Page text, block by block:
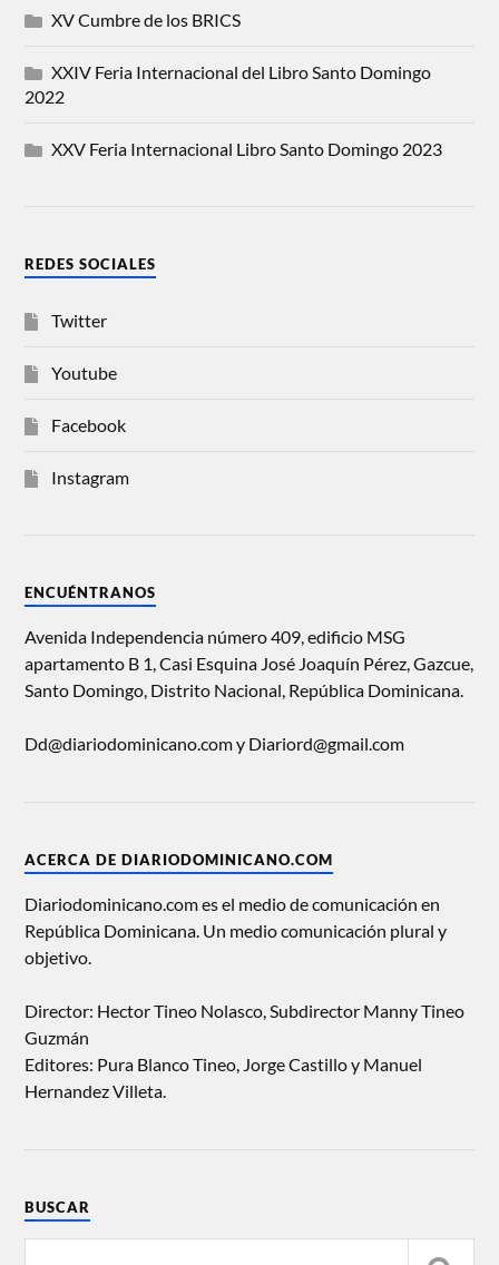
XV Cumbre de los BRICS
XXIV Feria Internacional del Libro Santo Domingo
2022
XXV Feria Internacional Libro Santo Domingo 2023
REDES SOCIALES
Twitter
Youtube
Facebook
Instagram
ENCUÉNTRANOS
Avenida Independencia número 409, edificio MSG
apartamento B 1, Casi Esquina José Joaquín Pérez, Gazcue,
Santo Domingo, Distrito Nacional, República Dominicana.
Dd@diariodominicano.com y Diariord@gmail.com
ACERCA DE DIARIODOMINICANO.COM
Diariodominicano.com es el medio de comunicación en
República Dominicana. Un medio comunicación plural y
objetivo.
Director: Hector Tineo Nolasco, Subdirector Manny Tineo
Guzmán
Editores: Pura Blanco Tineo, Jorge Castillo y Manuel
Hernandez Villeta.
BUSCAR